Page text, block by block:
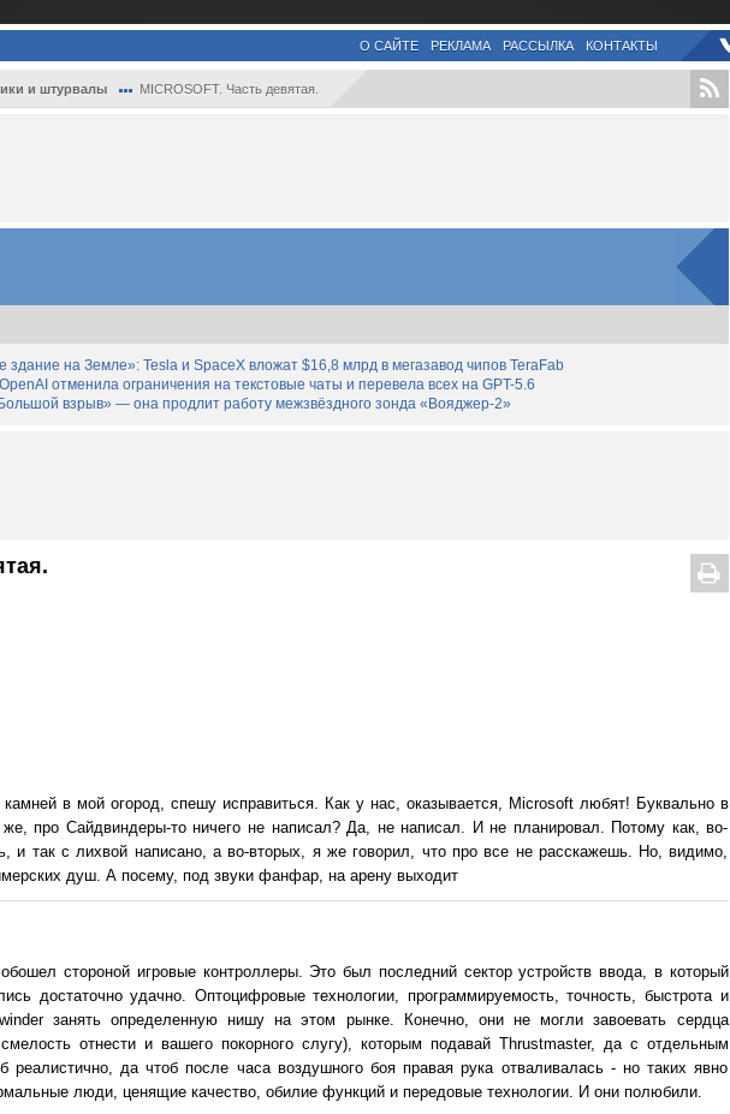
О САЙТЕ РЕКЛАМА РАССЫЛКА КОНТАКТЫ
и штурвалы MICROSOFT. Часть девятая.
здание на Земле»: Tesla и SpaceX вложат $16,8 млрд в мегазавод чипов TeraFab
отменила ограничения на текстовые чаты и перевела всех на GPT-5.6
взрыв» — она продлит работу межзвёздного зонда «Вояджер-2»
камней в мой огород, спешу исправиться. Как у нас, оказывается, Microsoft любят! Буквально в
про Сайдвиндеры-то ничего не написал? Да, не написал. И не планировал. Потому как, во-
и так с лихвой написано, а во-вторых, я же говорил, что про все не расскажешь. Но, видимо,
душ. А посему, под звуки фанфар, на арену выходит
стороной игровые контроллеры. Это был последний сектор устройств ввода, в который
достаточно удачно. Оптоцифровые технологии, программируемость, точность, быстрота и
занять определенную нишу на этом рынке. Конечно, они не могли завоевать сердца
отнести и вашего покорного слугу), которым подавай Thrustmaster, да с отдельным
да чтоб после часа воздушного боя правая рука отваливалась - но таких явно
люди, ценящие качество, обилие функций и передовые технологии. И они полюбили.